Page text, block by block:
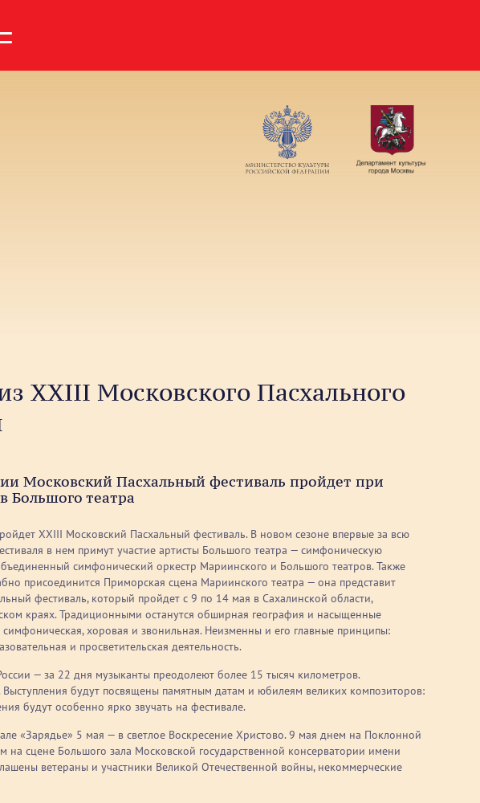
XXIII Московского Пасхального
Московский Пасхальный фестиваль пройдет при
Большого театра
XХIII Московский Пасхальный фестиваль. В новом сезоне впервые за всю
в нем примут участие артисты Большого театра — симфоническую
симфонический оркестр Мариинского и Большого театров. Также
присоединится Приморская сцена Мариинского театра — она представит
фестиваль, который пройдет с 9 по 14 мая в Сахалинской области,
краях. Традиционными останутся обширная география и насыщенные
хоровая и звонильная. Неизменны и его главные принципы:
и просветительская деятельность.
— за 22 дня музыканты преодолеют более 15 тысяч километров.
будут посвящены памятным датам и юбилеям великих композиторов:
будут особенно ярко звучать на фестивале.
«Зарядье» 5 мая — в светлое Воскресение Христово. 9 мая днем на Поклонной
сцене Большого зала Московской государственной консерватории имени
ветераны и участники Великой Отечественной войны, некоммерческие